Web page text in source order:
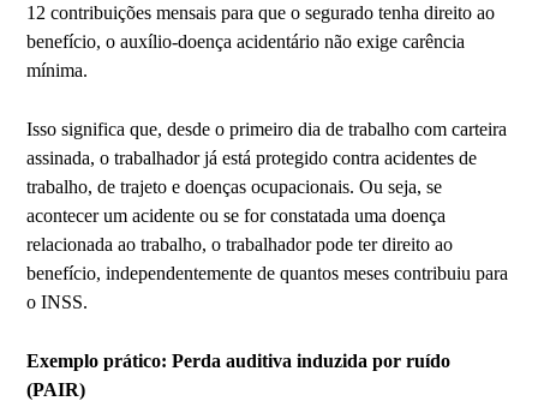
12 contribuições mensais para que o segurado tenha direito ao
benefício, o auxílio-doença acidentário não exige carência
mínima.
Isso significa que, desde o primeiro dia de trabalho com carteira
assinada, o trabalhador já está protegido contra acidentes de
trabalho, de trajeto e doenças ocupacionais. Ou seja, se
acontecer um acidente ou se for constatada uma doença
relacionada ao trabalho, o trabalhador pode ter direito ao
benefício, independentemente de quantos meses contribuiu para
o INSS.
Exemplo prático: Perda auditiva induzida por ruído
(PAIR)